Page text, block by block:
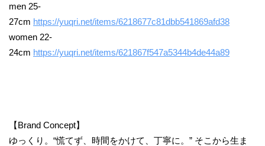
men 25-
27cm https://yuqri.net/items/6218677c81dbb541869afd38
women 22-
24cm https://yuqri.net/items/621867f547a5344b4de44a89
【Brand Concept】
ゆっくり。“慌てず、時間をかけて、丁寧に。” そこから生ま